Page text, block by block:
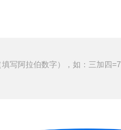
写阿拉伯数字），如：三加四=7